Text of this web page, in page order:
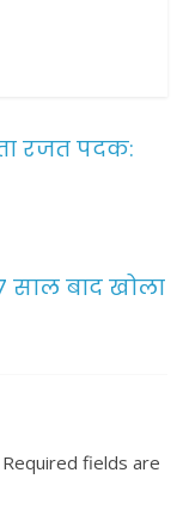
रजत पदक:
साल बाद खोला
Required fields are